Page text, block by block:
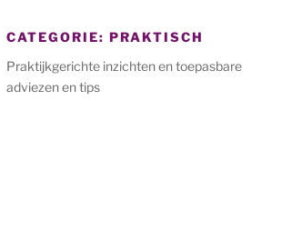
CATEGORIE: PRAKTISCH
Praktijkgerichte inzichten en toepasbare
adviezen en tips